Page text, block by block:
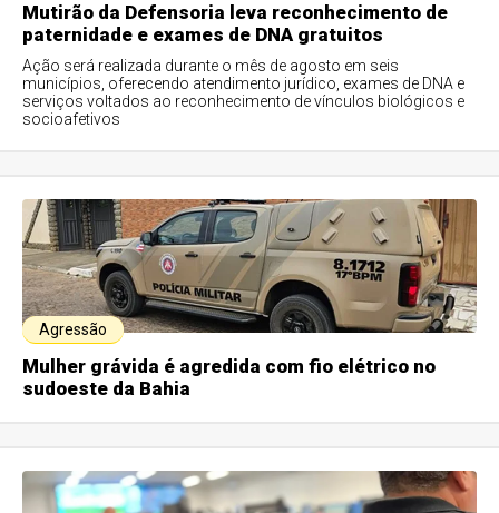
Mutirão da Defensoria leva reconhecimento de
paternidade e exames de DNA gratuitos
Ação será realizada durante o mês de agosto em seis
municípios, oferecendo atendimento jurídico, exames de DNA e
serviços voltados ao reconhecimento de vínculos biológicos e
socioafetivos
Agressão
Mulher grávida é agredida com fio elétrico no
sudoeste da Bahia